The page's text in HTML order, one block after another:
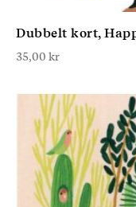
Dubbelt kort,
35,00 kr